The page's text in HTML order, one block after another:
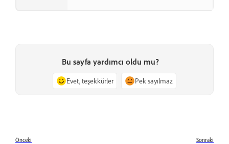
Bu sayfa yardımcı oldu mu?
Evet, teşekkürler Pek sayılmaz
Önceki Sonraki